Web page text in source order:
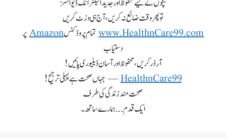
تو پھر وقت ضائع نہ کریں، آج ہی وزٹ کریں
www.HealthnCare99.com تمام پروڈکٹسAmazonپر
دستیاب
آرڈر کریں، محفوظ اور آسان ڈیلیوری پائیں!
HealthnCare99— جہاں صحت ہے پہلی ترجیح!
صحت مند زندگی کی طرف
ایک قدم... ہمارے ساتھ۔